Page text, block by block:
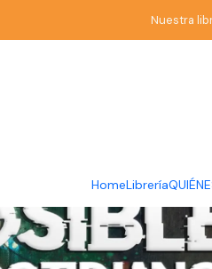
HomeLibrería
Nuestra
Inicio